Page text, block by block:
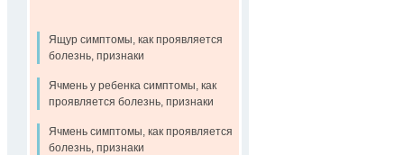
Ящур симптомы, как проявляется
болезнь, признаки
Ячмень у ребенка симптомы, как
проявляется болезнь, признаки
Ячмень симптомы, как проявляется
болезнь, признаки